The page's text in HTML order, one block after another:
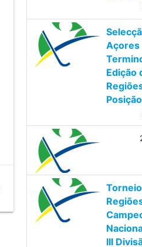
Açores
Edição
Posição
III